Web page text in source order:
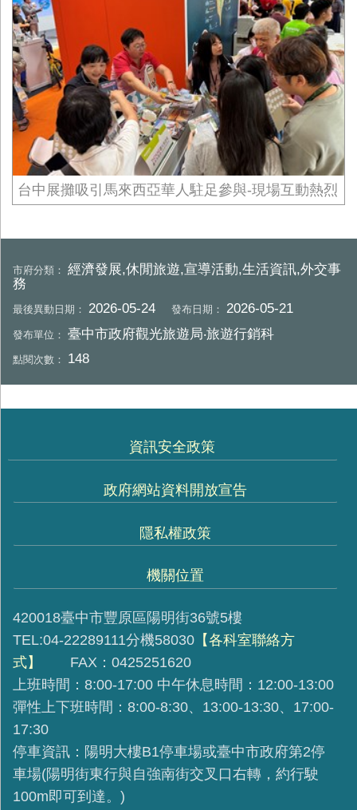
台中展攤吸引馬來西亞華人駐足參與-現場互動熱烈
市府分類：經濟發展,休閒旅遊,宣導活動,生活資訊,外交事
務
最後異動日期：2026-05-24 發布日期：2026-05-21
發布單位：臺中市政府觀光旅遊局‧旅遊行銷科
點閱次數： 148
資訊安全政策
政府網站資料開放宣告
隱私權政策
機關位置
420018臺中市豐原區陽明街36號5樓
TEL:04-22289111分機58030 【各科室聯絡方
式】
FAX：0425251620
上班時間：8:00-17:00 中午休息時間：12:00-13:00
彈性上下班時間：8:00-8:30、13:00-13:30、17:00-
17:30
停車資訊：陽明大樓B1停車場或臺中市政府第2停
車場(陽明街東行與自強南街交叉口右轉，約行駛
100m即可到達。)